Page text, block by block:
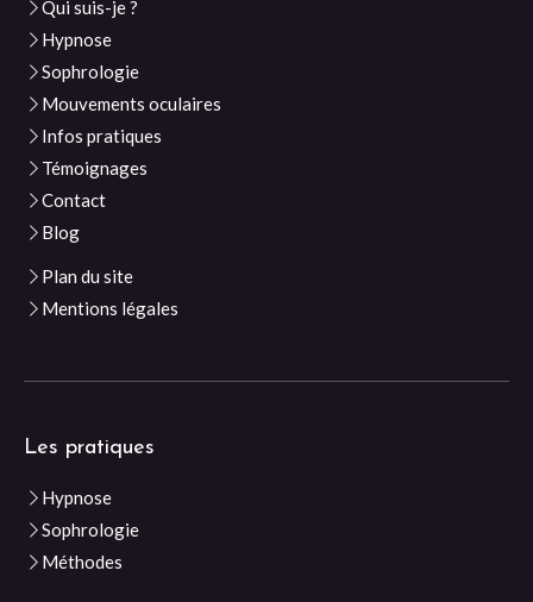
Qui suis-je ?
Hypnose
Sophrologie
Mouvements oculaires
Infos pratiques
Témoignages
Contact
Blog
Plan du site
Mentions légales
Les pratiques
Hypnose
Sophrologie
Méthodes